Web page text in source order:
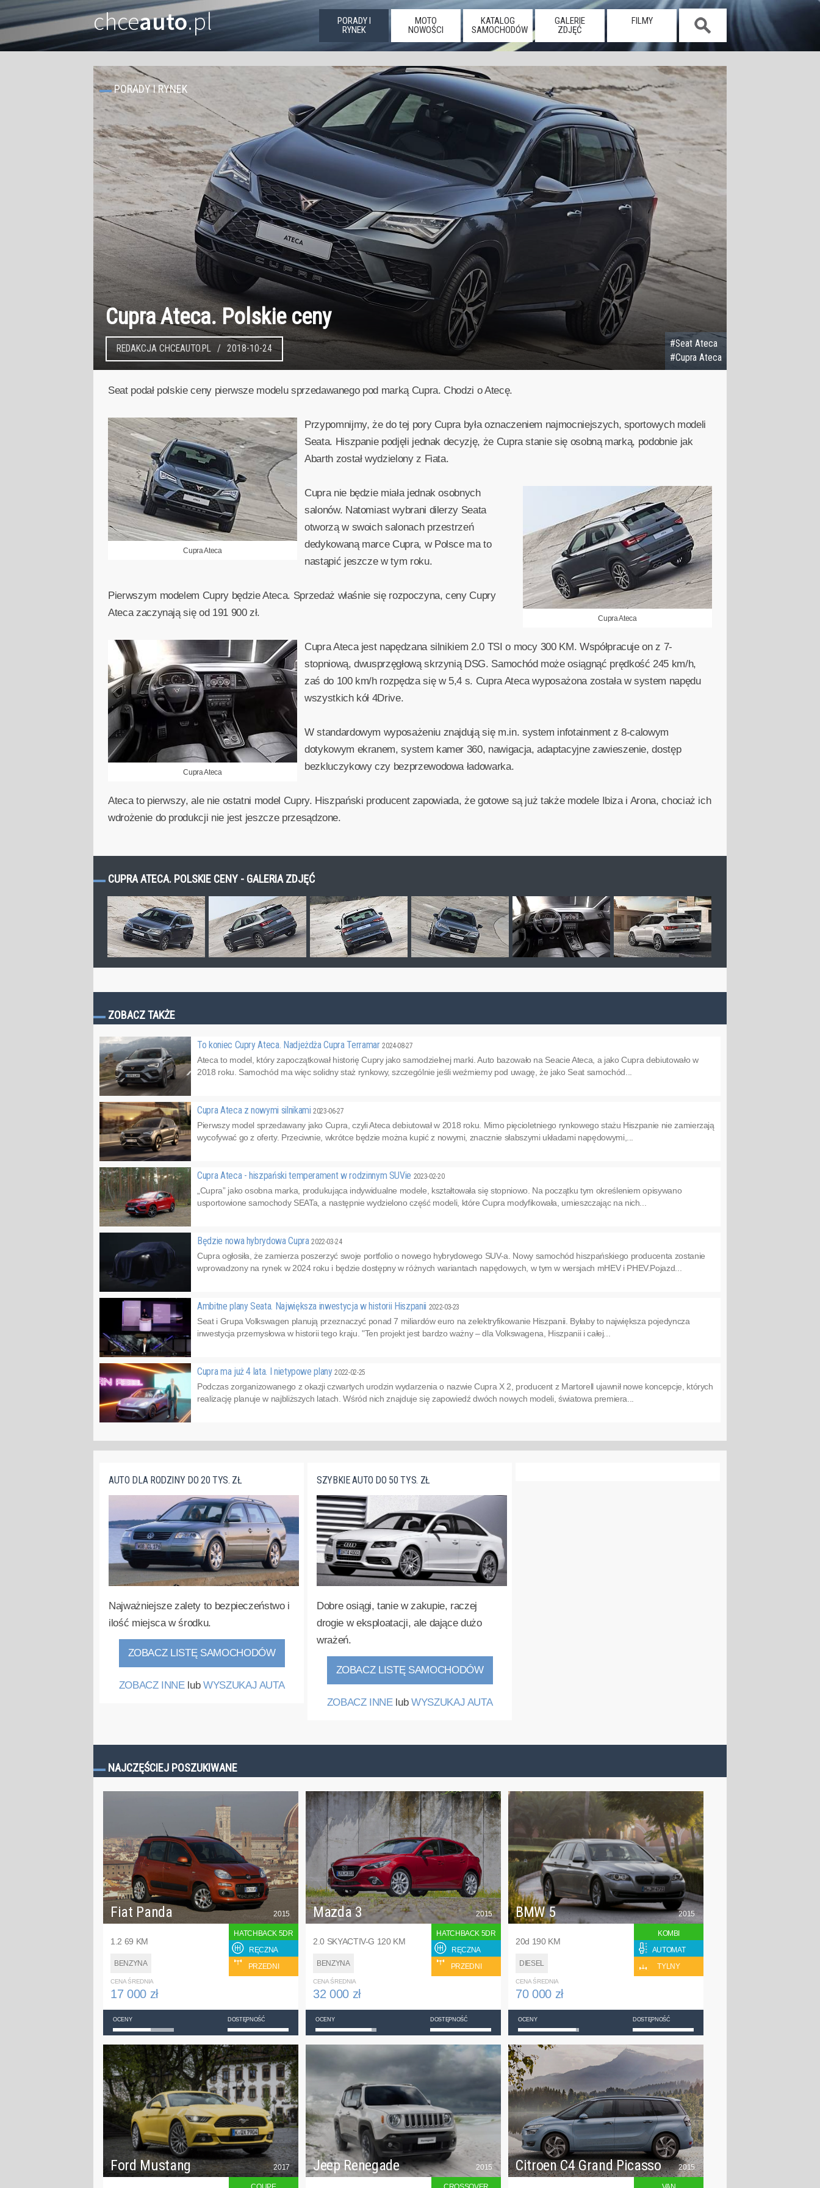
chceauto.pl
PORADY I
RYNEK
MOTO
NOWOŚCI
KATALOG
SAMOCHODÓW
GALERIE
ZDJĘĆ
FILMY
Cupra Ateca. Polskie ceny
PORADY I RYNEK
REDAKCJA CHCEAUTO.PL 2018-10-24
#Seat Ateca
#Cupra Ateca
Seat podał polskie ceny pierwsze modelu sprzedawanego pod marką Cupra. Chodzi o Atecę.
Cupra Ateca
Przypomnijmy, że do tej pory Cupra była oznaczeniem najmocniejszych, sportowych modeli
Seata. Hiszpanie podjęli jednak decyzję, że Cupra stanie się osobną marką, podobnie jak
Abarth został wydzielony z Fiata.
Cupra Ateca
Cupra nie będzie miała jednak osobnych
salonów. Natomiast wybrani dilerzy Seata
otworzą w swoich salonach przestrzeń
dedykowaną marce Cupra, w Polsce ma to
nastąpić jeszcze w tym roku.
Pierwszym modelem Cupry będzie Ateca. Sprzedaż właśnie się rozpoczyna, ceny Cupry
Ateca zaczynają się od 191 900 zł.
Cupra Ateca
Cupra Ateca jest napędzana silnikiem 2.0 TSI o mocy 300 KM. Współpracuje on z 7-
stopniową, dwusprzęgłową skrzynią DSG. Samochód może osiągnąć prędkość 245 km/h,
zaś do 100 km/h rozpędza się w 5,4 s. Cupra Ateca wyposażona została w system napędu
wszystkich kół 4Drive.
W standardowym wyposażeniu znajdują się m.in. system infotainment z 8-calowym
dotykowym ekranem, system kamer 360, nawigacja, adaptacyjne zawieszenie, dostęp
bezkluczykowy czy bezprzewodowa ładowarka.
Ateca to pierwszy, ale nie ostatni model Cupry. Hiszpański producent zapowiada, że gotowe są już także modele Ibiza i Arona, chociaż ich
wdrożenie do produkcji nie jest jeszcze przesądzone.
CUPRA ATECA. POLSKIE CENY - GALERIA ZDJĘĆ
ZOBACZ TAKŻE
To koniec Cupry Ateca. Nadjeżdża Cupra Terramar2024-08-27
Ateca to model, który zapoczątkował historię Cupry jako samodzielnej marki. Auto bazowało na Seacie Ateca, a jako Cupra debiutowało w
2018 roku. Samochód ma więc solidny staż rynkowy, szczególnie jeśli weźmiemy pod uwagę, że jako Seat samochód...
Cupra Ateca z nowymi silnikami2023-06-27
Pierwszy model sprzedawany jako Cupra, czyli Ateca debiutował w 2018 roku. Mimo pięcioletniego rynkowego stażu Hiszpanie nie zamierzają
wycofywać go z oferty. Przeciwnie, wkrótce będzie można kupić z nowymi, znacznie słabszymi układami napędowymi,...
Cupra Ateca - hiszpański temperament w rodzinnym SUVie 2023-02-20
„Cupra” jako osobna marka, produkująca indywidualne modele, kształtowała się stopniowo. Na początku tym określeniem opisywano
usportowione samochody SEATa, a następnie wydzielono część modeli, które Cupra modyfikowała, umieszczając na nich...
Będzie nowa hybrydowa Cupra2022-03-24
Cupra ogłosiła, że zamierza poszerzyć swoje portfolio o nowego hybrydowego SUV-a. Nowy samochód hiszpańskiego producenta zostanie
wprowadzony na rynek w 2024 roku i będzie dostępny w różnych wariantach napędowych, w tym w wersjach mHEV i PHEV.Pojazd...
Ambitne plany Seata. Największa inwestycja w historii Hiszpanii 2022-03-23
Seat i Grupa Volkswagen planują przeznaczyć ponad 7 miliardów euro na zelektryfikowanie Hiszpanii. Byłaby to największa pojedyncza
inwestycja przemysłowa w historii tego kraju. "Ten projekt jest bardzo ważny – dla Volkswagena, Hiszpanii i całej...
Cupra ma już 4 lata. I nietypowe plany2022-02-25
Podczas zorganizowanego z okazji czwartych urodzin wydarzenia o nazwie Cupra X 2, producent z Martorell ujawnił nowe koncepcje, których
realizację planuje w najbliższych latach. Wśród nich znajduje się zapowiedź dwóch nowych modeli, światowa premiera...
AUTO DLA RODZINY DO 20 TYS. ZŁ
Najważniejsze zalety to bezpieczeństwo i
ilość miejsca w środku.
ZOBACZ LISTĘ SAMOCHODÓW
ZOBACZ INNElub WYSZUKAJ AUTA
SZYBKIE AUTO DO 50 TYS. ZŁ
Dobre osiągi, tanie w zakupie, raczej
drogie w eksploatacji, ale dające dużo
wrażeń.
ZOBACZ LISTĘ SAMOCHODÓW
ZOBACZ INNElub WYSZUKAJ AUTA
NAJCZĘŚCIEJ POSZUKIWANE
Fiat Panda
1.2 69 KM
BENZYNA
2015
HATCHBACK 5DR
RĘCZNA
PRZEDNI
CENA ŚREDNIA
17 000 zł
OCENY DOSTĘPNOŚĆ
Mazda 3
2.0 SKYACTIV-G 120 KM
BENZYNA
2015
HATCHBACK 5DR
RĘCZNA
PRZEDNI
CENA ŚREDNIA
32 000 zł
OCENY DOSTĘPNOŚĆ
BMW 5
20d 190 KM
DIESEL
2015
KOMBI
AUTOMAT
TYLNY
CENA ŚREDNIA
70 000 zł
OCENY DOSTĘPNOŚĆ
Ford Mustang 2017 Jeep Renegade 2015 Citroen C4 Grand Picasso 2015